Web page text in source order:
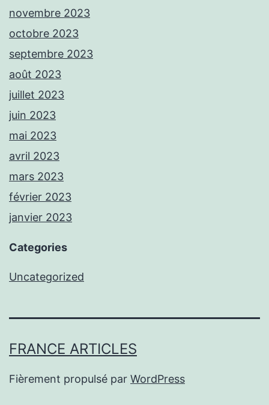
novembre 2023
octobre 2023
septembre 2023
août 2023
juillet 2023
juin 2023
mai 2023
avril 2023
mars 2023
février 2023
janvier 2023
Categories
Uncategorized
FRANCE ARTICLES
Fièrement propulsé par WordPress